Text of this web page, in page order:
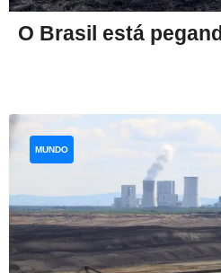
O Brasil está
MUNDO